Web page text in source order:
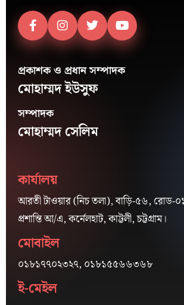
প্রকাশক ও প্রধান সম্পাদক
মোহাম্মদ ইউসুফ
সম্পাদক
মোহাম্মদ সেলিম
কার্যালয়
আরতী টাওয়ার (নিচ তলা), বাড়ি-৫৬, রোড-
প্রশান্তি আ/এ, কর্নেলহাট, কাট্টলী, চট্টগ্রাম।
মোবাইল
০১৮১৭৭০২৩২৭, ০১৮১৫৫৬৬৩৬৮
ই-মেইল